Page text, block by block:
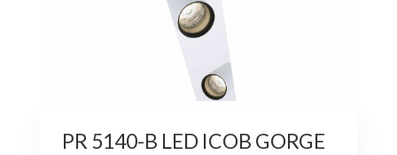
PR 5140-B LED ICOB GORGE